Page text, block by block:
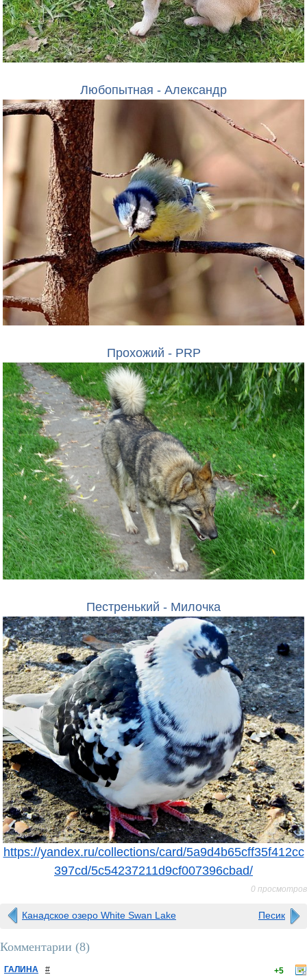
Любопытная - Александр
Прохожий - PRP
Пестренький - Милочка
https://yandex.ru/collections/card/5a9d4b65cff35f412cc
397cd/5c54237211d9cf007396cbad/
0 просмотров
Канадское озеро White Swan Lake Песик
Комментарии (8)
ГАЛИНА # +5